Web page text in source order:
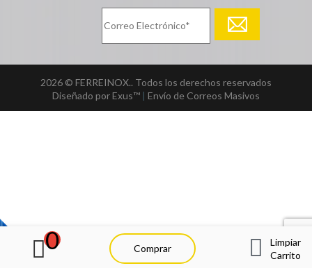
0 Comprar
Limpiar
Carrito
2026 © FERREINOX.. Todos los derechos reservados
Diseñado por Exus™ | Envío de Correos Masivos